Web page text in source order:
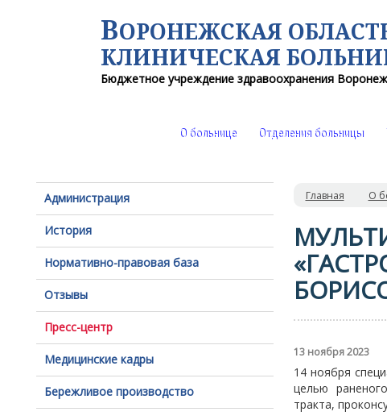
ВОРОНЕЖСКАЯ
КЛИНИЧЕСКАЯ
Бюджетное учреждение здравоохранения
О больнице Отделения больницы
Администрация
История
Нормативно-правовая база
Отзывы
Пресс-центр
Медицинские кадры
Бережливое производство
Главная О
13 ноября 2023
14 ноября
целью
тракта,